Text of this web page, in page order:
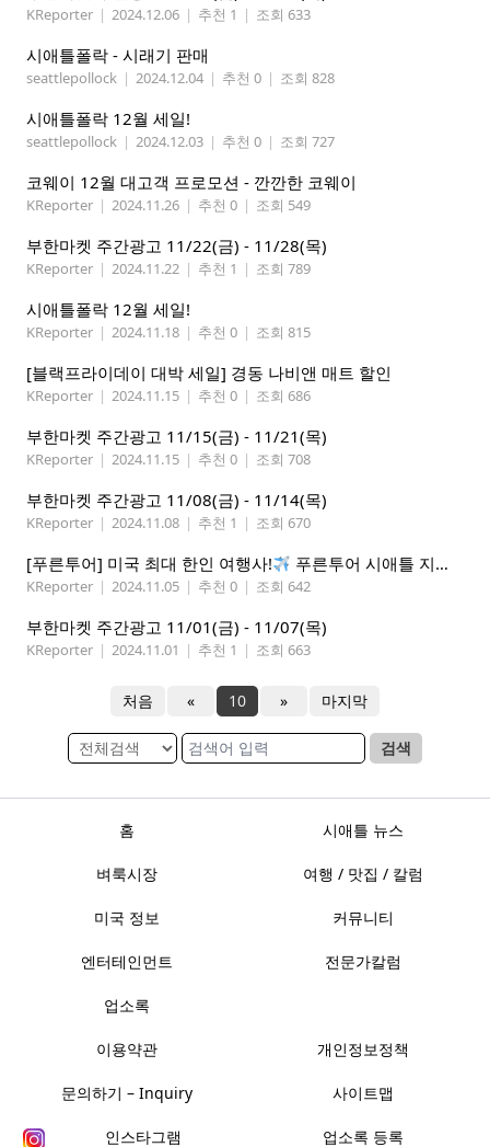
KReporter | 2024.12.06 | 추천 1 | 조회 633
시애틀폴락 - 시래기 판매
seattlepollock | 2024.12.04 | 추천 0 | 조회 828
시애틀폴락 12월 세일!
seattlepollock | 2024.12.03 | 추천 0 | 조회 727
코웨이 12월 대고객 프로모션 - 깐깐한 코웨이
KReporter | 2024.11.26 | 추천 0 | 조회 549
부한마켓 주간광고 11/22(금) - 11/28(목)
KReporter | 2024.11.22 | 추천 1 | 조회 789
시애틀폴락 12월 세일!
KReporter | 2024.11.18 | 추천 0 | 조회 815
[블랙프라이데이 대박 세일] 경동 나비앤 매트 할인
KReporter | 2024.11.15 | 추천 0 | 조회 686
부한마켓 주간광고 11/15(금) - 11/21(목)
KReporter | 2024.11.15 | 추천 0 | 조회 708
부한마켓 주간광고 11/08(금) - 11/14(목)
KReporter | 2024.11.08 | 추천 1 | 조회 670
[푸른투어] 미국 최대 한인 여행사! 푸른투어 시애틀 지점 오픈특가, 최대 300불 할인!
KReporter | 2024.11.05 | 추천 0 | 조회 642
부한마켓 주간광고 11/01(금) - 11/07(목)
KReporter | 2024.11.01 | 추천 1 | 조회 663
처음 « 10 » 마지막
검색
홈 시애틀 뉴스
벼룩시장 여행 / 맛집 / 칼럼
미국 정보 커뮤니티
엔터테인먼트 전문가칼럼
업소록
이용약관 개인정보정책
문의하기 – Inquiry 사이트맵
인스타그램 업소록 등록